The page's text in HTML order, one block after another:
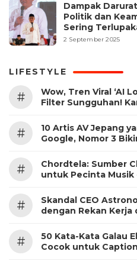
Dampak
Politik dan
Sering
2 September 2025
LIFESTYLE
#
Wow, Tren Viral ‘AI
Filter Sungguhan!
#
10 Artis AV Jepang
Google, Nomor 3
#
Chordtela: Sumber
untuk Pecinta Musik
#
Skandal CEO
dengan Rekan Kerja
#
50 Kata-Kata Galau
Cocok untuk